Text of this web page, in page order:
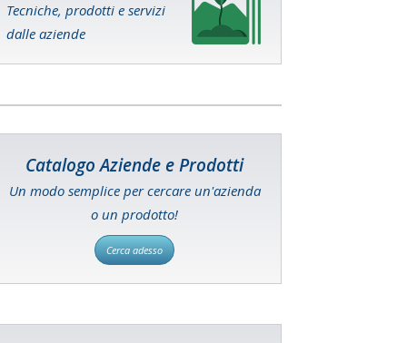
Tecniche, prodotti e servizi
dalle aziende
Catalogo Aziende e Prodotti
Un modo semplice per cercare un'azienda
o un prodotto!
Cerca adesso